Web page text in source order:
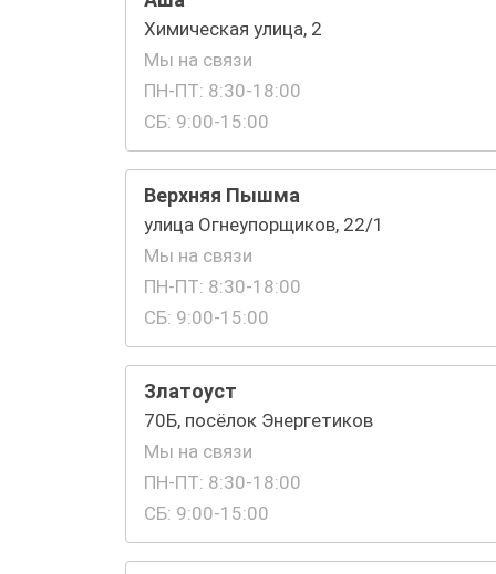
Химическая улица, 2
Мы на связи
ПН-ПТ: 8:30-18:00
СБ: 9:00-15:00
Верхняя Пышма
улица Огнеупорщиков, 22/1
Мы на связи
ПН-ПТ: 8:30-18:00
СБ: 9:00-15:00
Златоуст
70Б, посёлок Энергетиков
Мы на связи
ПН-ПТ: 8:30-18:00
СБ: 9:00-15:00